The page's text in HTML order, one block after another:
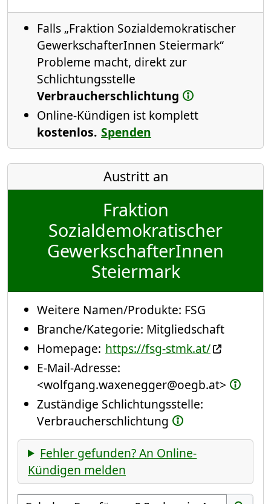
Falls „Fraktion Sozialdemokratischer
GewerkschafterInnen Steiermark“
Probleme macht, direkt zur
Schlichtungsstelle
Verbraucherschlichtung
Online-Kündigen ist komplett
kostenlos. Spenden
Austritt an
Fraktion
Sozialdemokratischer
GewerkschafterInnen
Steiermark
Weitere Namen/Produkte: FSG
Branche/Kategorie: Mitgliedschaft
Homepage: https://fsg-stmk.at/
E-Mail-Adresse:
<wolfgang.waxenegger@oegb.at>
Zuständige Schlichtungsstelle:
Verbraucherschlichtung
Fehler gefunden? An Online-
Kündigen melden